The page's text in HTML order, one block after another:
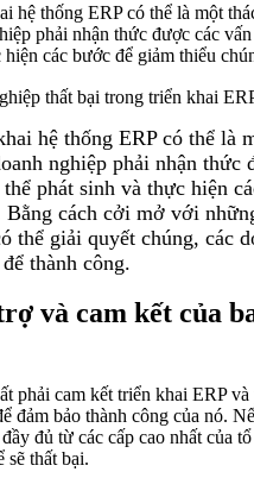
hệ thống ERP có thể là một
phải nhận thức được các
các bước để giảm thiểu
hệ thống ERP có thể là
nghiệp phải nhận thức
phát sinh và thực hiện
Bằng cách cởi mở với
thể giải quyết chúng, các
thành công.
và cam kết của
phải cam kết triển khai ERP và
đảm bảo thành công của nó.
đủ từ các cấp cao nhất của
sẽ thất bại.